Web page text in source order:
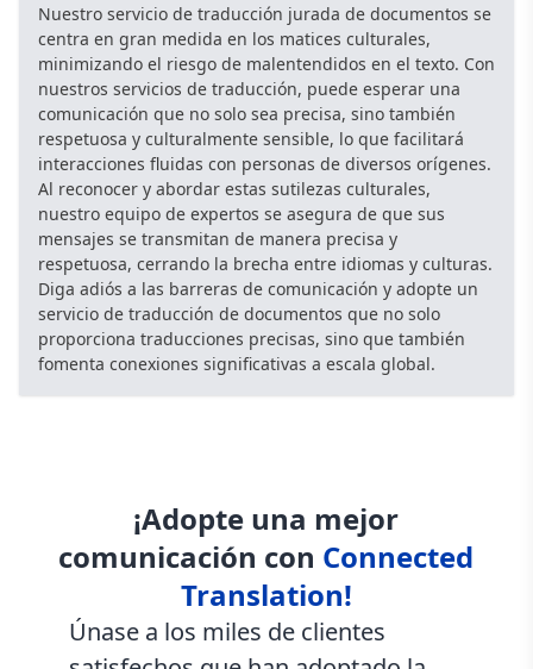
Nuestro servicio de traducción jurada de documentos se
centra en gran medida en los matices culturales,
minimizando el riesgo de malentendidos en el texto. Con
nuestros servicios de traducción, puede esperar una
comunicación que no solo sea precisa, sino también
respetuosa y culturalmente sensible, lo que facilitará
interacciones fluidas con personas de diversos orígenes.
Al reconocer y abordar estas sutilezas culturales,
nuestro equipo de expertos se asegura de que sus
mensajes se transmitan de manera precisa y
respetuosa, cerrando la brecha entre idiomas y culturas.
Diga adiós a las barreras de comunicación y adopte un
servicio de traducción de documentos que no solo
proporciona traducciones precisas, sino que también
fomenta conexiones significativas a escala global.
¡Adopte una mejor
comunicación con Connected
Translation!
Únase a los miles de clientes